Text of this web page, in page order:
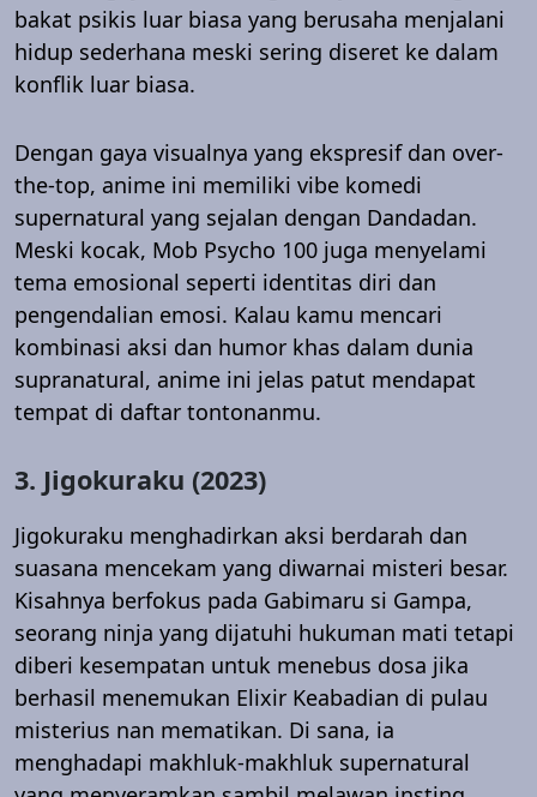
bakat psikis luar biasa yang berusaha menjalani
hidup sederhana meski sering diseret ke dalam
konflik luar biasa.
Dengan gaya visualnya yang ekspresif dan over-
the-top, anime ini memiliki vibe komedi
supernatural yang sejalan dengan Dandadan.
Meski kocak, Mob Psycho 100 juga menyelami
tema emosional seperti identitas diri dan
pengendalian emosi. Kalau kamu mencari
kombinasi aksi dan humor khas dalam dunia
supranatural, anime ini jelas patut mendapat
tempat di daftar tontonanmu.
3. Jigokuraku (2023)
Jigokuraku menghadirkan aksi berdarah dan
suasana mencekam yang diwarnai misteri besar.
Kisahnya berfokus pada Gabimaru si Gampa,
seorang ninja yang dijatuhi hukuman mati tetapi
diberi kesempatan untuk menebus dosa jika
berhasil menemukan Elixir Keabadian di pulau
misterius nan mematikan. Di sana, ia
menghadapi makhluk-makhluk supernatural